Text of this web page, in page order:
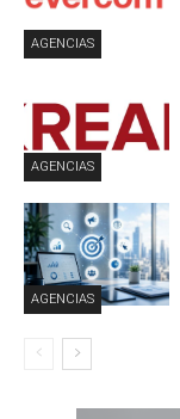
AGENCIAS
AGENCIAS
AGENCIAS